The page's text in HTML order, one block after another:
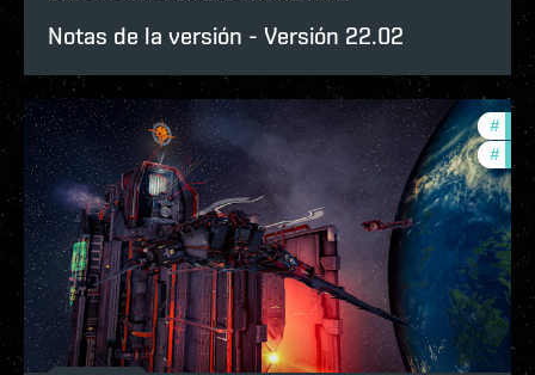
Notas de la versión - Versión 22.02
#
#